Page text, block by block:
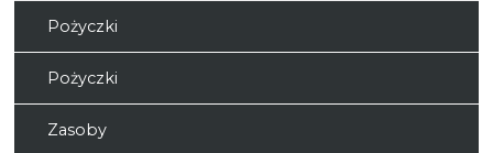
Pożyczki
Pożyczki
Zasoby